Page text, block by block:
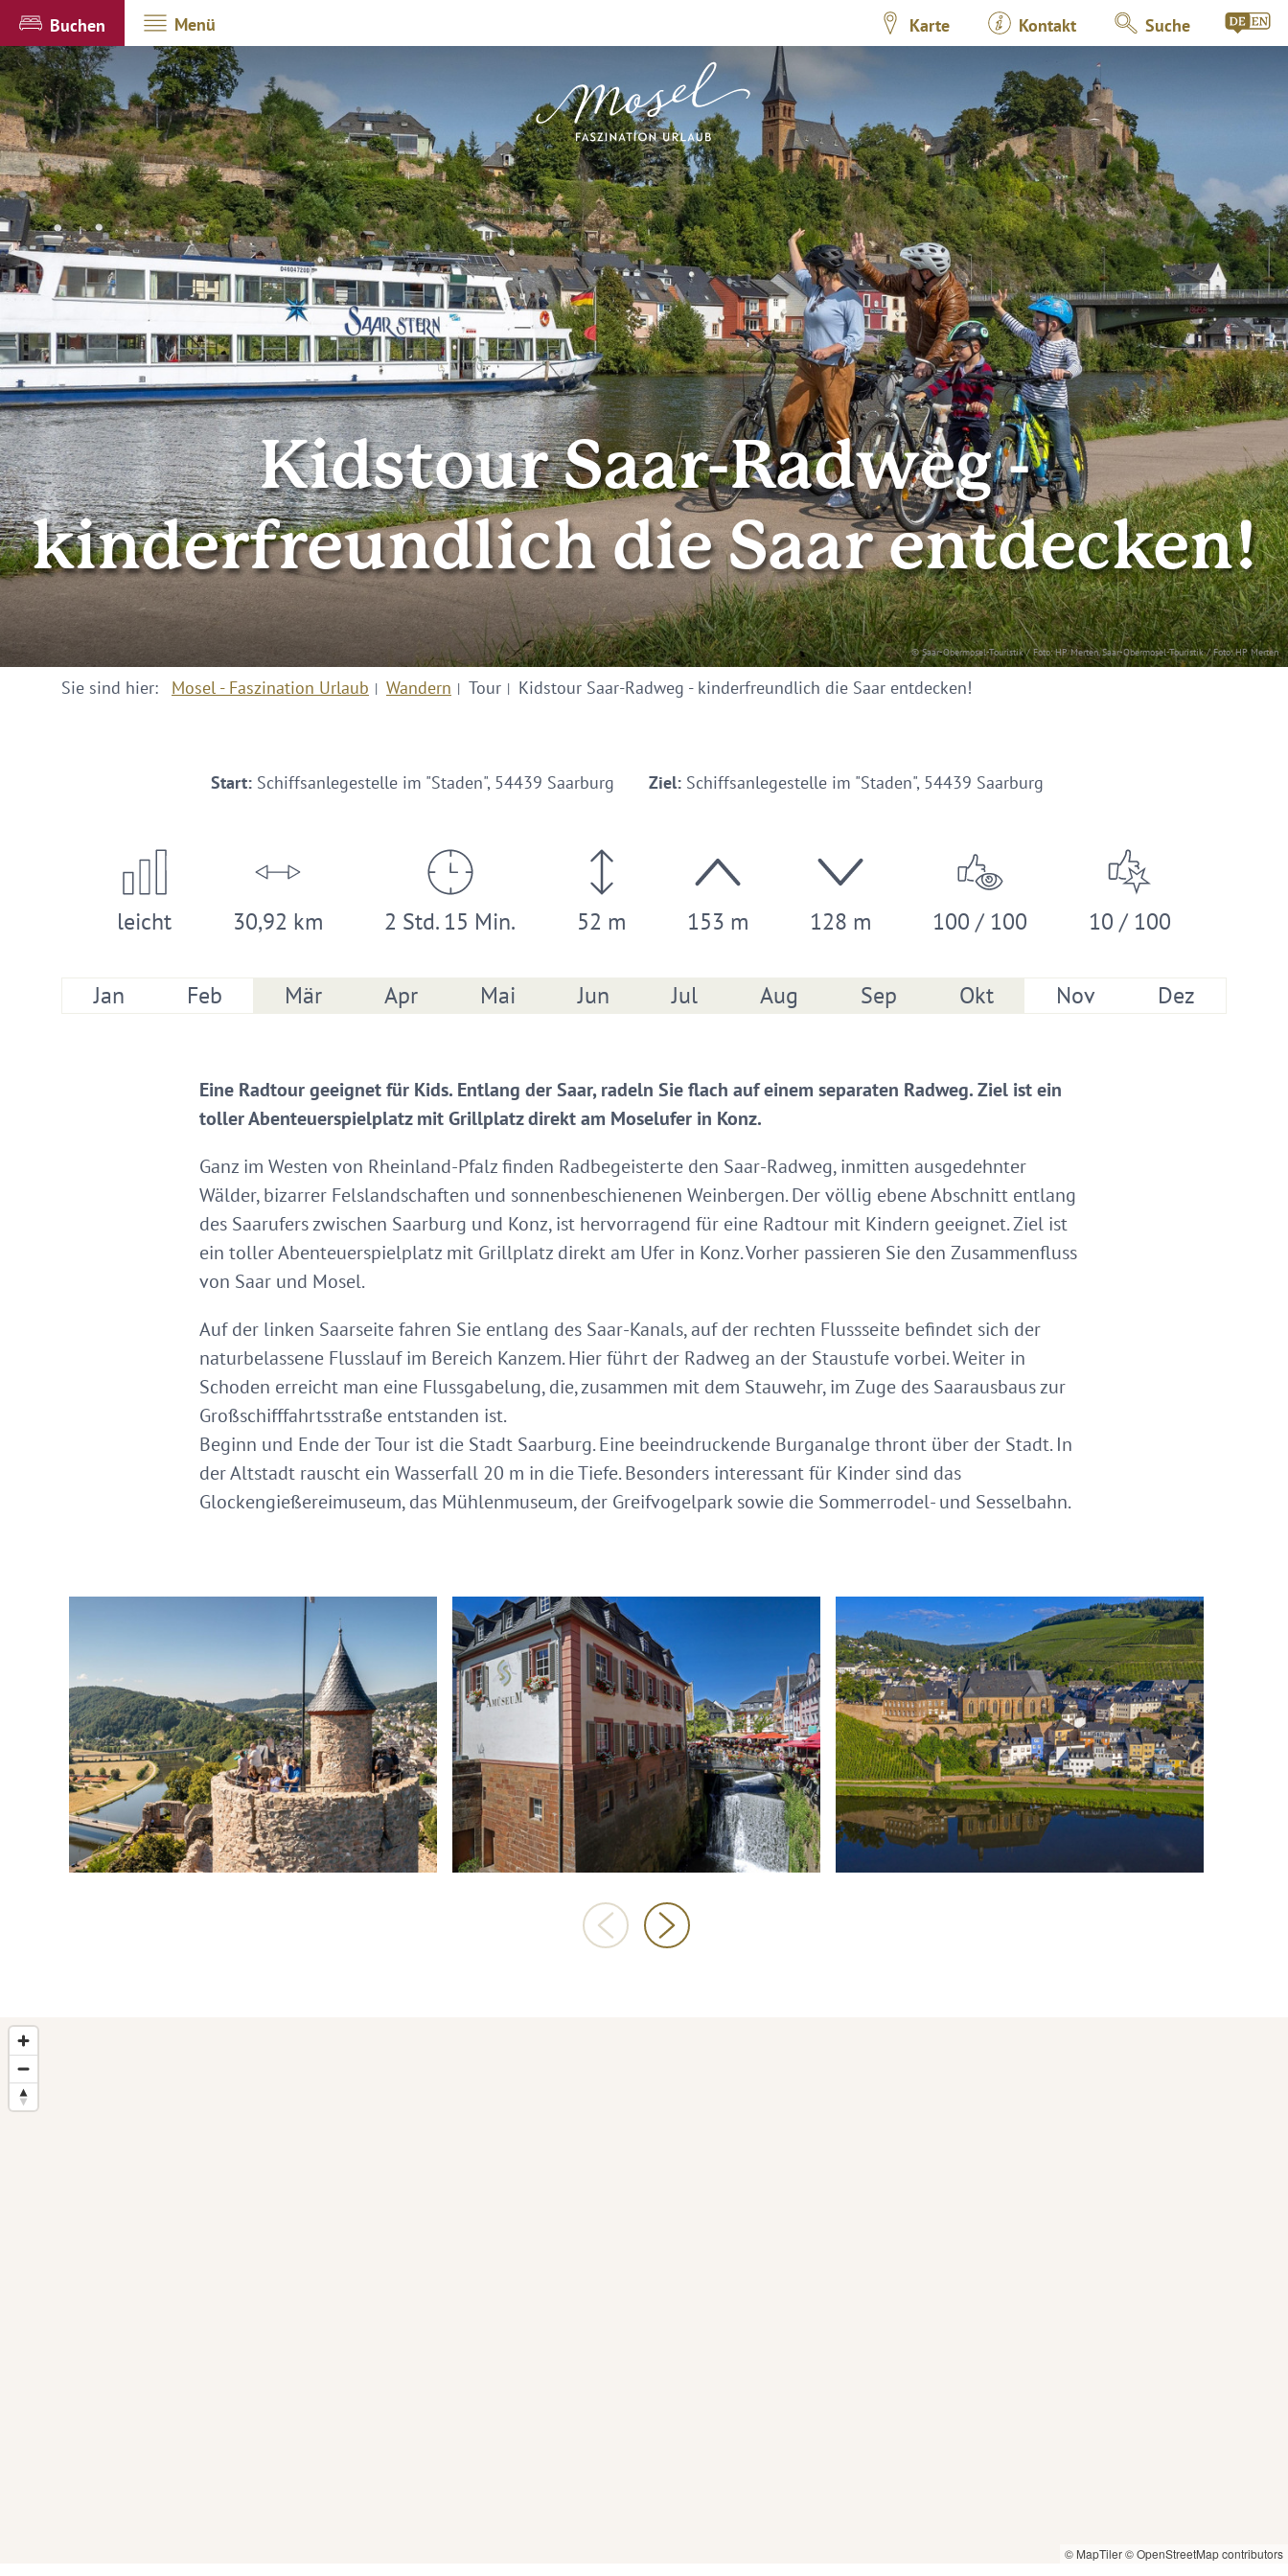
Buchen Menü Karte Kontakt Suche
© Saar-Obermosel-Touristik / Foto: HP Merten, Saar-Obermosel-Touristik / Foto: HP Merten
Kidstour Saar-Radweg -
kinderfreundlich die Saar entdecken!
Sie sind hier: Mosel - Faszination Urlaub Wandern Tour Kidstour Saar-Radweg - kinderfreundlich die Saar entdecken!
Start:Schiffsanlegestelle im "Staden", 54439 Saarburg Ziel:Schiffsanlegestelle im "Staden", 54439 Saarburg
leicht 30,92 km 2 Std. 15 Min. 52 m 153 m 128 m 100 / 100 10 / 100
Jan Feb Mär Apr Mai Jun Jul Aug Sep Okt Nov Dez
Eine Radtour geeignet für Kids. Entlang der Saar, radeln Sie flach auf einem separaten Radweg. Ziel ist ein
toller Abenteuerspielplatz mit Grillplatz direkt am Moselufer in Konz.
Ganz im Westen von Rheinland-Pfalz finden Radbegeisterte den Saar-Radweg, inmitten ausgedehnter
Wälder, bizarrer Felslandschaften und sonnenbeschienenen Weinbergen. Der völlig ebene Abschnitt entlang
des Saarufers zwischen Saarburg und Konz, ist hervorragend für eine Radtour mit Kindern geeignet. Ziel ist
ein toller Abenteuerspielplatz mit Grillplatz direkt am Ufer in Konz. Vorher passieren Sie den Zusammenfluss
von Saar und Mosel.
Auf der linken Saarseite fahren Sie entlang des Saar-Kanals, auf der rechten Flussseite befindet sich der
naturbelassene Flusslauf im Bereich Kanzem. Hier führt der Radweg an der Staustufe vorbei. Weiter in
Schoden erreicht man eine Flussgabelung, die, zusammen mit dem Stauwehr, im Zuge des Saarausbaus zur
Großschifffahrtsstraße entstanden ist.
Beginn und Ende der Tour ist die Stadt Saarburg. Eine beeindruckende Burganalge thront über der Stadt. In
der Altstadt rauscht ein Wasserfall 20 m in die Tiefe. Besonders interessant für Kinder sind das
Glockengießereimuseum, das Mühlenmuseum, der Greifvogelpark sowie die Sommerrodel- und Sesselbahn.
© MapTiler© OpenStreetMap contributors